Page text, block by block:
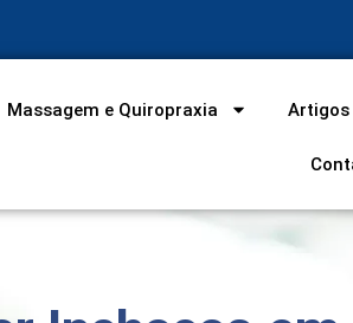
Massagem e Quiropraxia Artigos